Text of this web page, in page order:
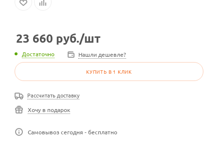
23 660 руб./шт
Достаточно Нашли дешевле?
КУПИТЬ В 1 КЛИК
Рассчитать доставку
Хочу в подарок
Самовывоз сегодня - бесплатно